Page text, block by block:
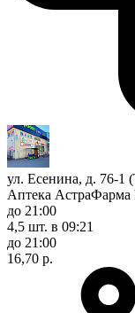
ул. Есенина, д. 76-1
Аптека
до 21:00
4,5 шт. в 09:21
до 21:00
16,70 р.